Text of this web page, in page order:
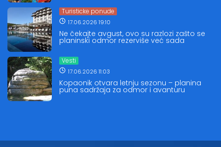
Turisticke ponude
17.06.2026 19:10
Ne čekajte avgust, ovo su razlozi zašto se
planinski odmor rezerviše već sada
Vesti
17.06.2026 11:03
Kopaonik otvara letnju sezonu – planina
puna sadržaja za odmor i avanturu